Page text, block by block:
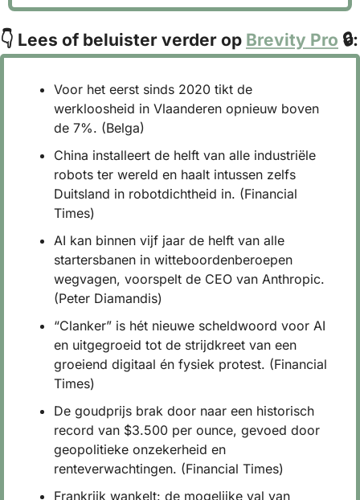
👇 Lees of beluister verder op Brevity Pro 🔒:
Voor het eerst sinds 2020 tikt de
werkloosheid in Vlaanderen opnieuw boven
de 7%. (Belga)
China installeert de helft van alle industriële
robots ter wereld en haalt intussen zelfs
Duitsland in robotdichtheid in. (Financial
Times)
AI kan binnen vijf jaar de helft van alle
startersbanen in witteboordenberoepen
wegvagen, voorspelt de CEO van Anthropic.
(Peter Diamandis)
“Clanker” is hét nieuwe scheldwoord voor AI
en uitgegroeid tot de strijdkreet van een
groeiend digitaal én fysiek protest. (Financial
Times)
De goudprijs brak door naar een historisch
record van $3.500 per ounce, gevoed door
geopolitieke onzekerheid en
renteverwachtingen. (Financial Times)
Frankrijk wankelt: de mogelijke val van